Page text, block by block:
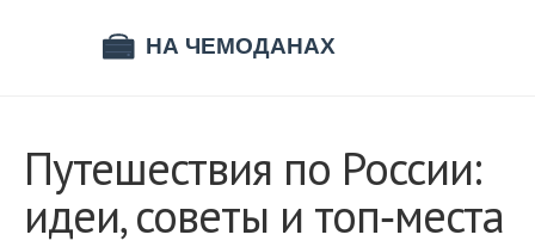
Путешествия по России:
идеи, советы и топ‑места